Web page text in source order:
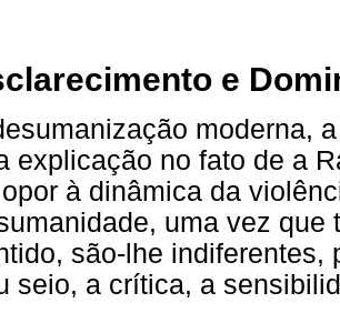
e
moderna,
explicação no fato de a
à dinâmica da
uma vez
são-lhe indiferentes,
seio, a crítica, a